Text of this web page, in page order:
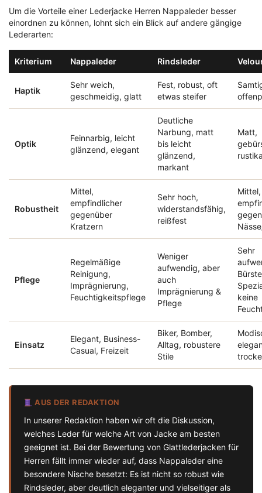
Um die Vorteile einer Lederjacke Herren Nappaleder besser
einordnen zu können, lohnt sich ein Blick auf andere gängige
Lederarten:
Kriterium Nappaleder Rindsleder
Haptik
Sehr weich,
geschmeidig, glatt
Fest, robust, oft
etwas steifer
Optik
Feinnarbig, leicht
glänzend, elegant
Deutliche
Narbung, matt
bis leicht
glänzend,
markant
Matt,
Robustheit
Mittel,
empfindlicher
gegenüber
Kratzern
Sehr hoch,
widerstandsfähig,
reißfest
gegen
Pflege
Regelmäßige
Reinigung,
Imprägnierung,
Feuchtigkeitspflege
Weniger
aufwendig, aber
auch
Imprägnierung &
Pflege
Sehr
keine
Einsatz
Elegant, Business-
Casual, Freizeit
Biker, Bomber,
Alltag, robustere
Stile
AUS DER REDAKTION
In unserer Redaktion haben wir oft die Diskussion,
welches Leder für welche Art von Jacke am besten
geeignet ist. Bei der Bewertung von Glattlederjacken für
Herren fällt immer wieder auf, dass Nappaleder eine
besondere Nische besetzt: Es ist nicht so robust wie
Rindsleder, aber deutlich eleganter und vielseitiger als